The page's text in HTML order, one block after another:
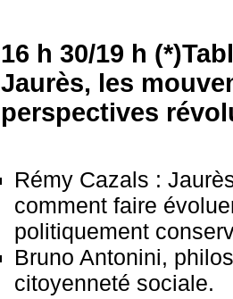
16 h 30/19 h
Jaurès, les
perspectives
Rémy Cazals :
comment faire
politiquement
Bruno Antonini,
citoyenneté sociale.